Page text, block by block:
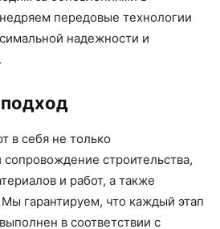
передовые технологии
надежности и
в себя не только
строительства,
и работ, а также
гарантируем, что каждый этап
в соответствии с